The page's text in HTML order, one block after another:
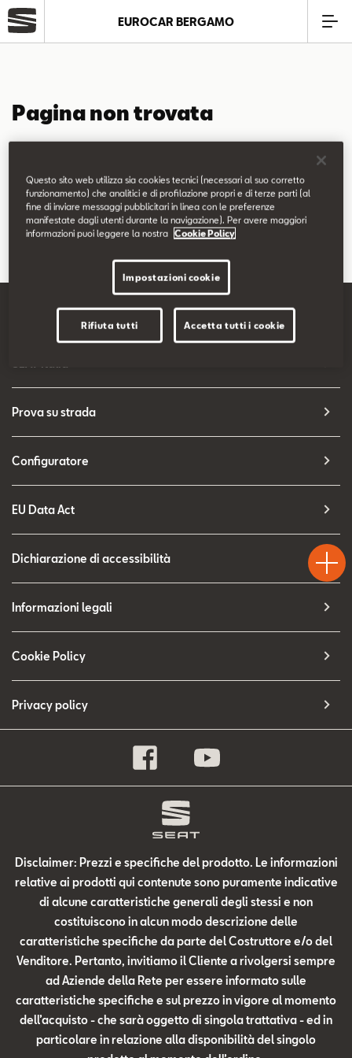
Modelli
Service
SEAT Usato Certificato
Configuratore
EUROCAR BERGAMO
Pagina non trovata
Puoi continuare a esplorare il sito usando il menù di navigazione
qui sopra.
Prova su strada
Configuratore
EU Data Act
Dichiarazione di accessibilità
Informazioni legali
Cookie Policy
Privacy policy
Disclaimer: Prezzi e specifiche del prodotto. Le informazioni
relative ai prodotti qui contenute sono puramente indicative
di alcune caratteristiche generali degli stessi e non
costituiscono in alcun modo descrizione delle
caratteristiche specifiche da parte del Costruttore e/o del
Venditore. Pertanto, invitiamo il Cliente a rivolgersi sempre
ad Aziende della Rete per essere informato sulle
caratteristiche specifiche e sul prezzo in vigore al momento
dell’acquisto - che sarà oggetto di singola trattativa - ed in
particolare in relazione alla disponibilità del singolo
Test
Drive
Chiama
Questo sito web utilizza sia cookies tecnici (necessari al suo corretto
funzionamento) che analitici e di profilazione propri e di terze parti (al
fine di inviare messaggi pubblicitari in linea con le preferenze
manifestate dagli utenti durante la navigazione). Per avere maggiori
informazioni puoi leggere la nostra
Cookie Policy
Impostazioni cookie
Rifiuta tutti Accetta tutti i cookie